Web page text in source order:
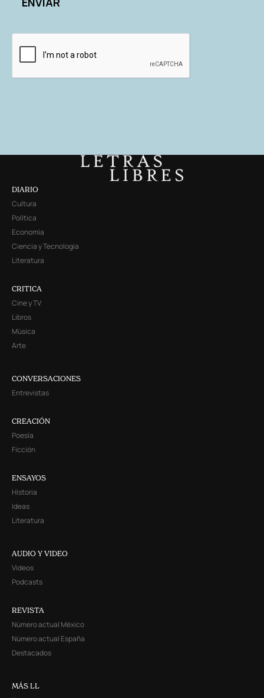
DIARIO
Cultura
Política
Economía
Ciencia y Tecnología
Literatura
CRITICA
Cine y TV
Libros
Música
Arte
CONVERSACIONES
Entrevistas
CREACIÓN
Poesía
Ficción
ENSAYOS
Historia
Ideas
Literatura
AUDIO Y VIDEO
Videos
Podcasts
REVISTA
Número actual México
Número actual España
Destacados
MÁS LL